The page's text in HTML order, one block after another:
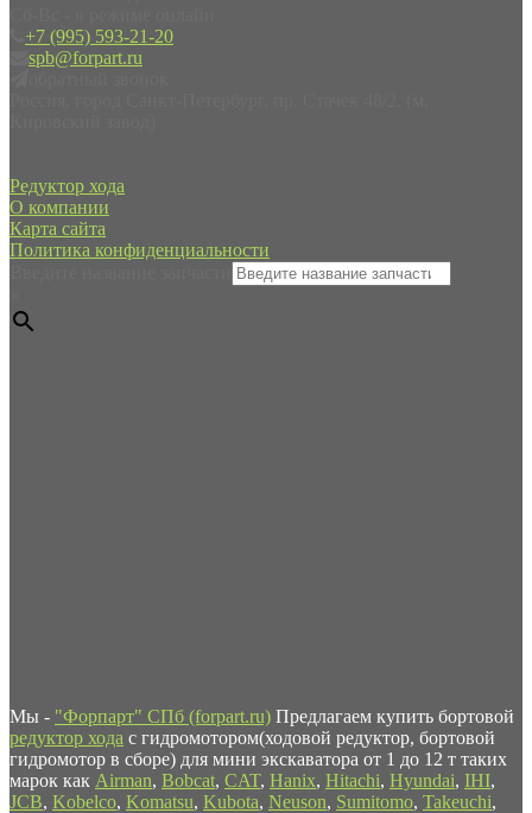
+7 (995) 593-21-20
spb@forpart.ru
Редуктор хода
О компании
Карта сайта
Политика конфиденциальности
Мы - "Форпарт" СПб (forpart.ru) Предлагаем купить бортовой
редуктор хода с гидромотором(ходовой редуктор, бортовой
гидромотор в сборе) для мини экскаватора от 1 до 12 т таких
марок как Airman, Bobcat, CAT, Hanix, Hitachi, Hyundai, IHI,
JCB, Kobelco, Komatsu, Kubota, Neuson, Sumitomo, Takeuchi,